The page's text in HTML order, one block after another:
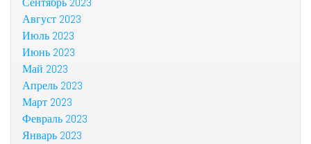
Август 2023
Июль 2023
Июнь 2023
Май 2023
Апрель 2023
Март 2023
Февраль 2023
Январь 2023